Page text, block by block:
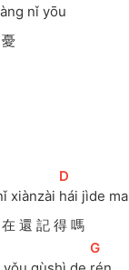
nǐ yōu
憂
xiànzài
[D
hái jìde ma
還 記 得 嗎
[
G